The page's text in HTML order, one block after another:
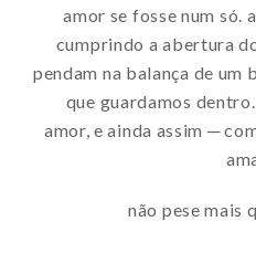
amor se fosse num só.
cumprindo a abertura
pendam na balança de um
que guardamos
amor, e ainda assim ─
não pese mais